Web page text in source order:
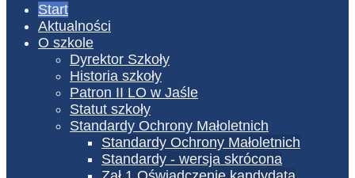
Start
Aktualności
O szkole
Dyrektor Szkoły
Historia szkoły
Patron II LO w Jaśle
Statut szkoły
Standardy Ochrony Małoletnich
Standardy Ochrony Małoletnich
Standardy - wersja skrócona